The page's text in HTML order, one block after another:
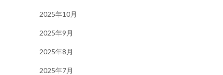
2025年10月
2025年9月
2025年8月
2025年7月